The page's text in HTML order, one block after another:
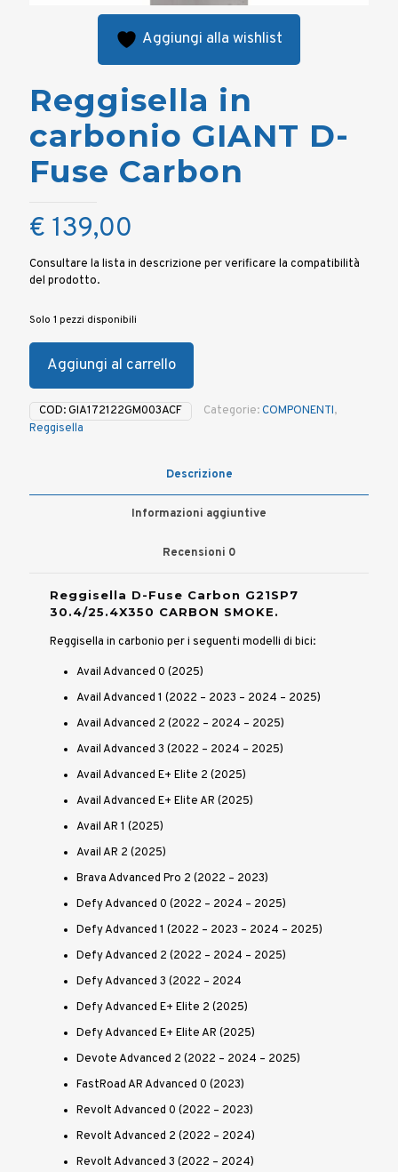
Aggiungi alla wishlist
Reggisella in
carbonio GIANT D-
Fuse Carbon
€ 139,00
Consultare la lista in descrizione per verificare la compatibilità
del prodotto.
Solo 1 pezzi disponibili
Aggiungi al carrello
COD:GIA172122GM003ACF Categorie:COMPONENTI,
Reggisella
Descrizione
Informazioni aggiuntive
Recensioni 0
Reggisella D-Fuse Carbon G21SP7
30.4/25.4X350 CARBON SMOKE.
Reggisella in carbonio per i seguenti modelli di bici:
Avail Advanced 0 (2025)
Avail Advanced 1 (2022 – 2023 – 2024 – 2025)
Avail Advanced 2 (2022 – 2024 – 2025)
Avail Advanced 3 (2022 – 2024 – 2025)
Avail Advanced E+ Elite 2 (2025)
Avail Advanced E+ Elite AR (2025)
Avail AR 1 (2025)
Avail AR 2 (2025)
Brava Advanced Pro 2 (2022 – 2023)
Defy Advanced 0 (2022 – 2024 – 2025)
Defy Advanced 1 (2022 – 2023 – 2024 – 2025)
Defy Advanced 2 (2022 – 2024 – 2025)
Defy Advanced 3 (2022 – 2024
Defy Advanced E+ Elite 2 (2025)
Defy Advanced E+ Elite AR (2025)
Devote Advanced 2 (2022 – 2024 – 2025)
FastRoad AR Advanced 0 (2023)
Revolt Advanced 0 (2022 – 2023)
Revolt Advanced 2 (2022 – 2024)
Revolt Advanced 3 (2022 – 2024)